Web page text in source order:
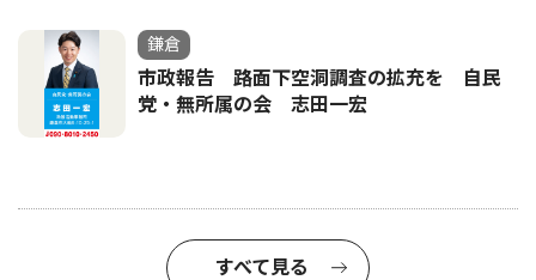
鎌倉
市政報告 路面下空洞調査の拡充を 自民
党・無所属の会 志田一宏
すべて見る